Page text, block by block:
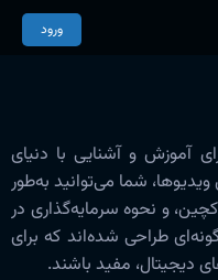
ورود
آموزش و آشنایی با دنیای
شما می‌توانید به‌طور
و نحوه سرمایه‌گذاری در
گونه‌ای طراحی شده‌اند که برای
دیجیتال، مفید باشند.